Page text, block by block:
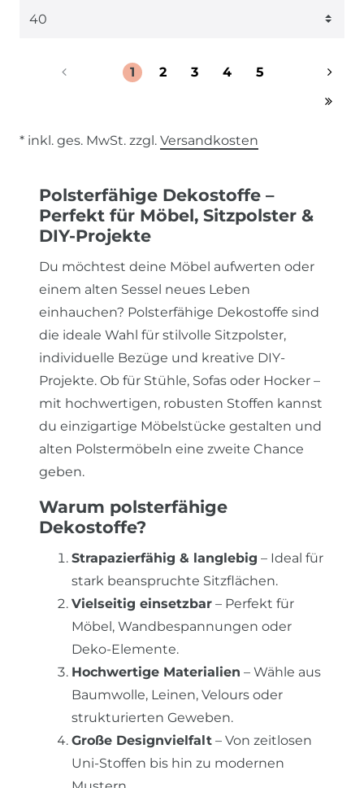
1 2 3 4 5
* inkl. ges. MwSt. zzgl. Versandkosten
Polsterfähige Dekostoffe –
Perfekt für Möbel, Sitzpolster &
DIY-Projekte
Du möchtest deine Möbel aufwerten oder
einem alten Sessel neues Leben
einhauchen? Polsterfähige Dekostoffe sind
die ideale Wahl für stilvolle Sitzpolster,
individuelle Bezüge und kreative DIY-
Projekte. Ob für Stühle, Sofas oder Hocker –
mit hochwertigen, robusten Stoffen kannst
du einzigartige Möbelstücke gestalten und
alten Polstermöbeln eine zweite Chance
geben.
Warum polsterfähige
Dekostoffe?
Strapazierfähig & langlebig – Ideal für
stark beanspruchte Sitzflächen.
Vielseitig einsetzbar – Perfekt für
Möbel, Wandbespannungen oder
Deko-Elemente.
Hochwertige Materialien – Wähle aus
Baumwolle, Leinen, Velours oder
strukturierten Geweben.
Große Designvielfalt – Von zeitlosen
Uni-Stoffen bis hin zu modernen